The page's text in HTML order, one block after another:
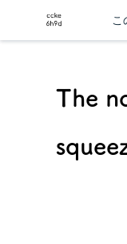
こ
The